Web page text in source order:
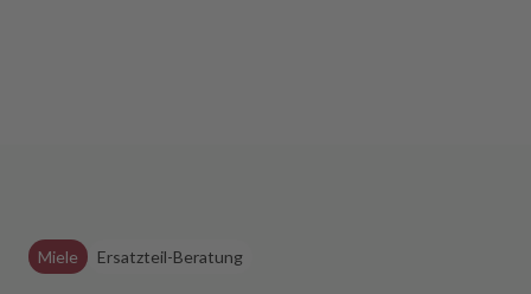
Miele Ersatzteil-Beratung